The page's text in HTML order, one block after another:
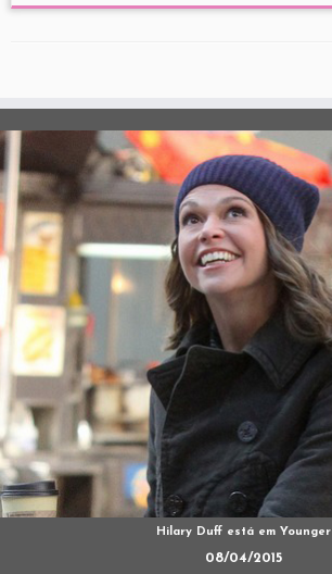
Hilary Duff está em Younger
08/04/2015